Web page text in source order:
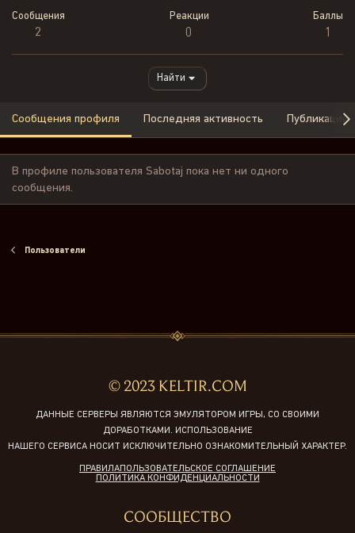
Сообщения
2
Реакции
0
Баллы
1
Найти
Сообщения профиля Последняя активность Публикации
В профиле пользователя Sabotaj пока нет ни одного
сообщения.
Пользователи
© 2023 KELTIR.COM
ДАННЫЕ СЕРВЕРЫ ЯВЛЯЮТСЯ ЭМУЛЯТОРОМ ИГРЫ, СО СВОИМИ
ДОРАБОТКАМИ. ИСПОЛЬЗОВАНИЕ
НАШЕГО СЕРВИСА НОСИТ ИСКЛЮЧИТЕЛЬНО ОЗНАКОМИТЕЛЬНЫЙ ХАРАКТЕР.
ПРАВИЛАПОЛЬЗОВАТЕЛЬСКОЕ СОГЛАШЕНИЕ
ПОЛИТИКА КОНФИДЕНЦИАЛЬНОСТИ
СООБЩЕСТВО